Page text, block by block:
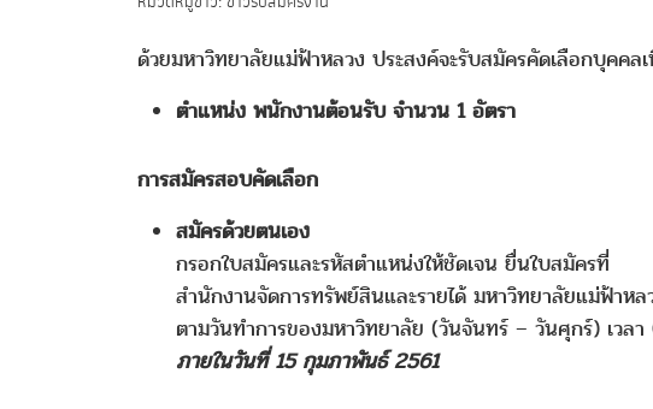
ด้วยมหาวิทยาลัยแม่ฟ้าหลวง ประสงค์จะรับสมัครคัดเลือกบุคค
ตำแหน่ง พนักงานต้อนรับ จำนวน 1 อัตรา
การสมัครสอบคัดเลือก
สมัครด้วยตนเอง
กรอกใบสมัครและรหัสตำแหน่งให้ชัดเจน ยื่นใบสมัครที่
สำนักงานจัดการทรัพย์สินและรายได้ มหาวิทยาลัยแม่ฟ้าห
ตามวันทำการของมหาวิทยาลัย (วันจันทร์ – วันศุกร์) เวล
ภายในวันที่ 15 กุมภาพันธ์ 2561